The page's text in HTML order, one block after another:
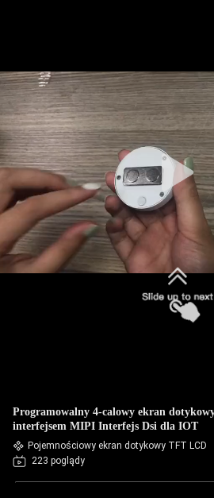
Programowalny 4-calowy ekran
interfejsem MIPI Interfejs Dsi dla IOT
Pojemnościowy ekran dotykowy TFT LCD
223 poglądy